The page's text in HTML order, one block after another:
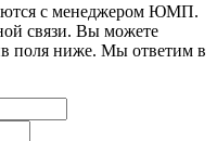
с менеджером ЮМП.
связи. Вы можете
поля ниже. Mы ответим в